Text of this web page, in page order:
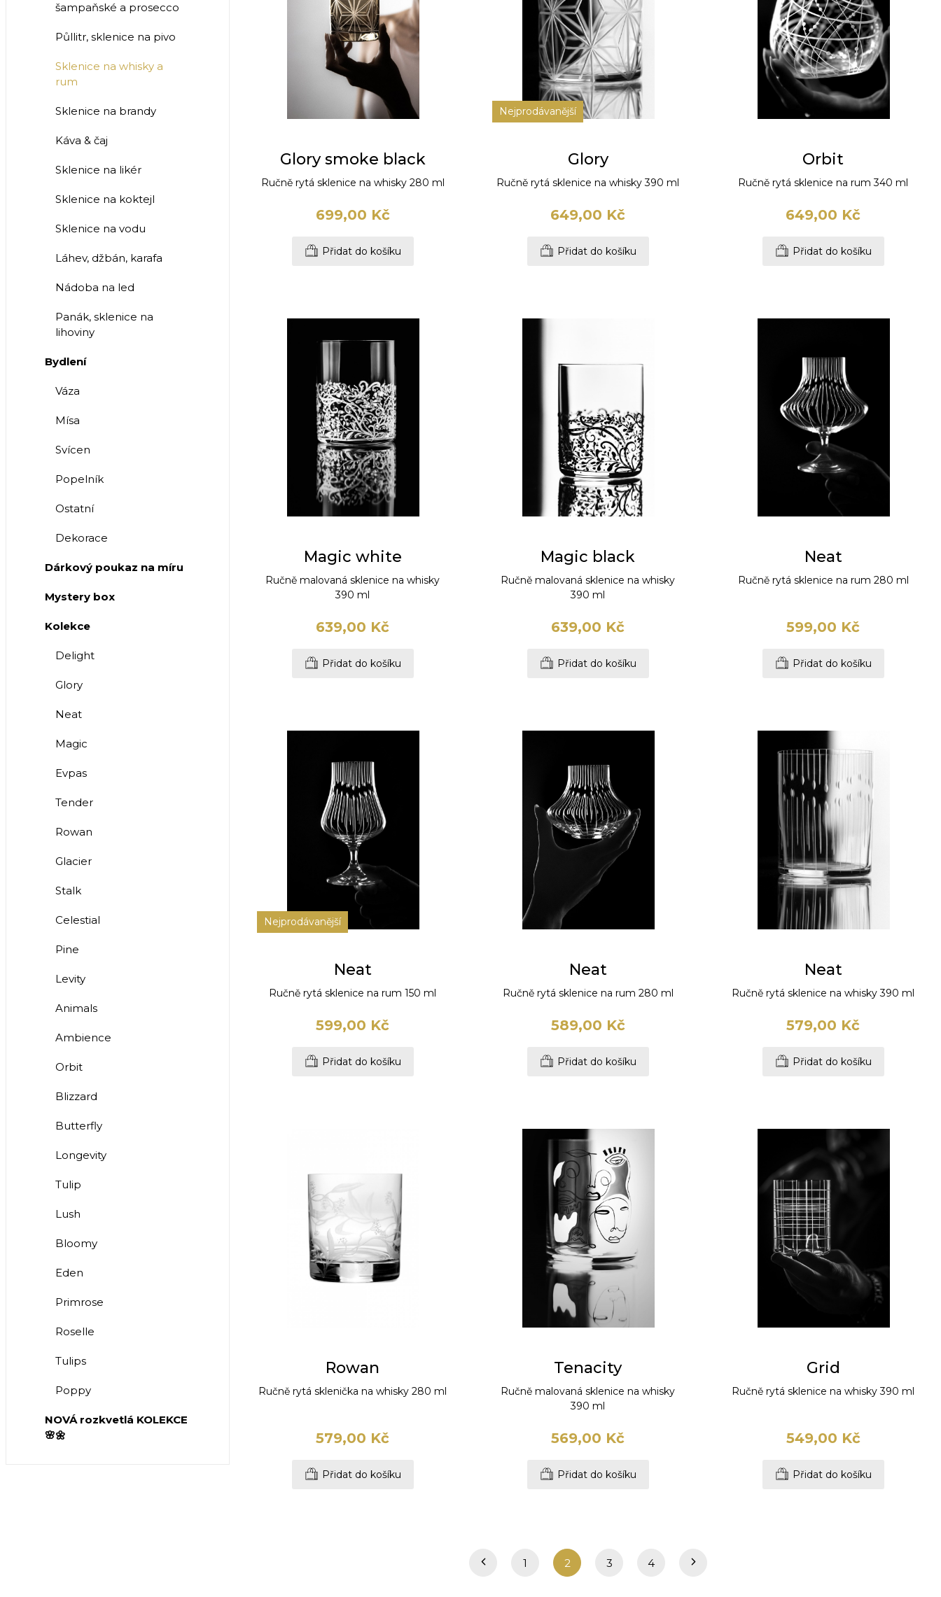
Glory smoke black
Ručně rytá sklenice na whisky 280 ml
699,00 Kč
Přidat do košíku
Nejprodávanější
Glory
Ručně rytá sklenice na whisky 390 ml
649,00 Kč
Přidat do košíku
Orbit
Ručně rytá sklenice na rum 340 ml
649,00 Kč
Přidat do košíku
Magic white
Ručně malovaná sklenice na whisky
390 ml
639,00 Kč
Přidat do košíku
Magic black
Ručně malovaná sklenice na whisky
390 ml
639,00 Kč
Přidat do košíku
Neat
Ručně rytá sklenice na rum 280 ml
599,00 Kč
Přidat do košíku
Nejprodávanější
Neat
Ručně rytá sklenice na rum 150 ml
599,00 Kč
Přidat do košíku
Neat
Ručně rytá sklenice na rum 280 ml
589,00 Kč
Přidat do košíku
Neat
Ručně rytá sklenice na whisky 390 ml
579,00 Kč
Přidat do košíku
Rowan
Ručně rytá sklenička na whisky 280 ml
579,00 Kč
Přidat do košíku
Tenacity
Ručně malovaná sklenice na whisky
390 ml
569,00 Kč
Přidat do košíku
Grid
Ručně rytá sklenice na whisky 390 ml
549,00 Kč
Přidat do košíku
1 2 3 4
šampaňské a prosecco
Půllitr, sklenice na pivo
Sklenice na whisky a
rum
Sklenice na brandy
Káva & čaj
Sklenice na likér
Sklenice na koktejl
Sklenice na vodu
Láhev, džbán, karafa
Nádoba na led
Panák, sklenice na
lihoviny
Bydlení
Váza
Mísa
Svícen
Popelník
Ostatní
Dekorace
Dárkový poukaz na míru
Mystery box
Kolekce
Delight
Glory
Neat
Magic
Evpas
Tender
Rowan
Glacier
Stalk
Celestial
Pine
Levity
Animals
Ambience
Orbit
Blizzard
Butterfly
Longevity
Tulip
Lush
Bloomy
Eden
Primrose
Roselle
Tulips
Poppy
NOVÁ rozkvetlá KOLEKCE
🌸🌼